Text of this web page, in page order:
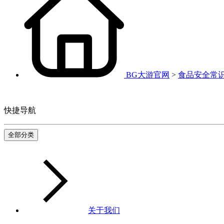
BG大游官网 > 食品安全常
快捷导航
全部分类
关于我们